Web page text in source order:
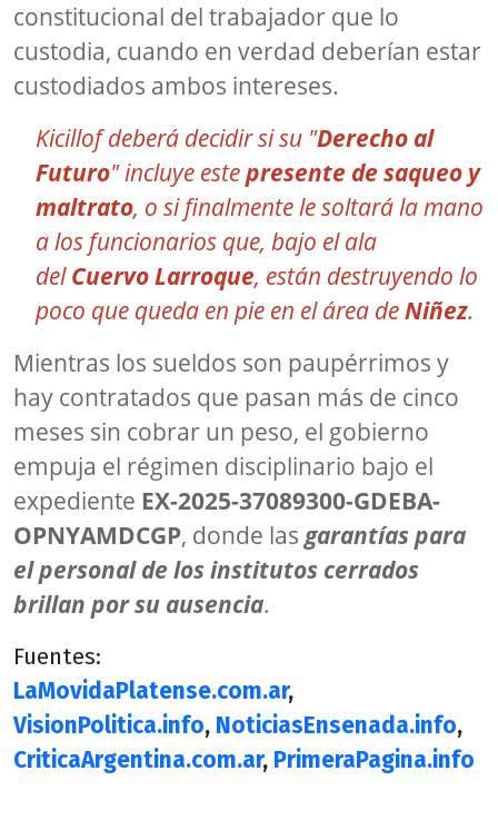
constitucional del trabajador que lo
custodia, cuando en verdad deberían estar
custodiados ambos intereses.
Kicillof deberá decidir si su "Derecho al
Futuro" incluye estepresente de saqueo y
maltrato, o si finalmente le soltará la mano
a los funcionarios que, bajo el ala
delCuervo Larroque, están destruyendo lo
poco que queda en pie en el área deNiñez.
Mientras los sueldos son paupérrimos y
hay contratados que pasan más de cinco
meses sin cobrar un peso, el gobierno
empuja el régimen disciplinario bajo el
expediente EX-2025-37089300-GDEBA-
OPNYAMDCGP, donde las garantías para
el personal de los institutos cerrados
brillan por su ausencia.
Fuentes:
LaMovidaPlatense.com.ar,
VisionPolitica.info, NoticiasEnsenada.info,
CriticaArgentina.com.ar, PrimeraPagina.info